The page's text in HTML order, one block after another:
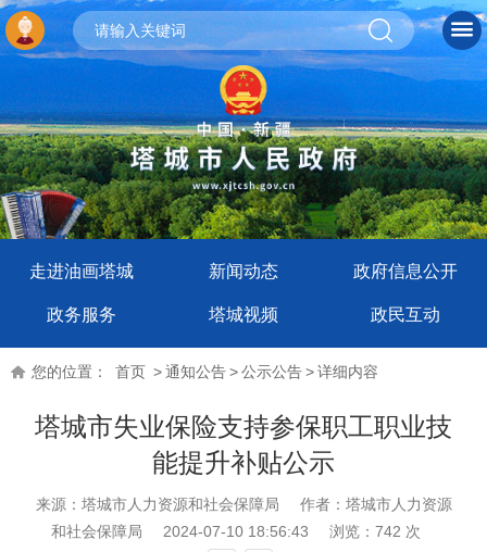
走进油画塔城 新闻动态 政府信息公开
政务服务 塔城视频 政民互动
您的位置： 首页 >通知公告>公示公告>详细内容
塔城市失业保险支持参保职工职业技
能提升补贴公示
来源：塔城市人力资源和社会保障局
作者：塔城市人力资源
和社会保障局
2024-07-10 18:56:43 浏览： 742 次